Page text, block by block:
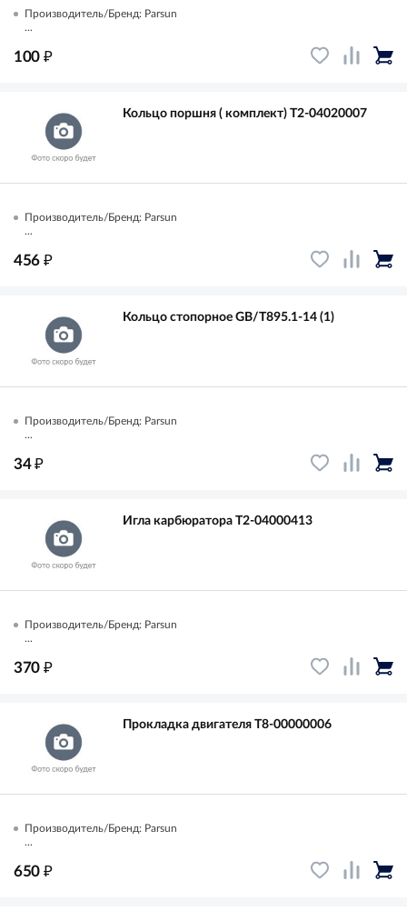
Производитель/Бренд: Parsun
...
100 ₽
Кольцо поршня ( комплект) T2-04020007
Производитель/Бренд: Parsun
...
456 ₽
Кольцо стопорное GB/T895.1-14 (1)
Производитель/Бренд: Parsun
...
34₽
Игла карбюратора T2-04000413
Производитель/Бренд: Parsun
...
370 ₽
Прокладка двигателя T8-00000006
Производитель/Бренд: Parsun
...
650 ₽